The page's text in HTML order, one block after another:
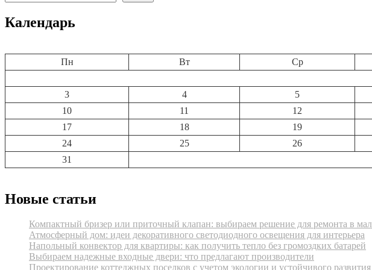
Календарь
Пн
Вт Ср
3
4 5
10
11 12
17
18 19
24
25 26
31
Новые статьи
Компактный бризер или приточный клапан: выбираем решение для ремонта в
Атмосферный дом: идеи декоративного светодиодного освещения для интерьера
Напольный конвектор для квартиры: как получить тепло без громоздких батарей
Выбираем надежные входные двери: что предлагают производители
Проектирование коттеджных поселков с учетом экологии и устойчивого развития